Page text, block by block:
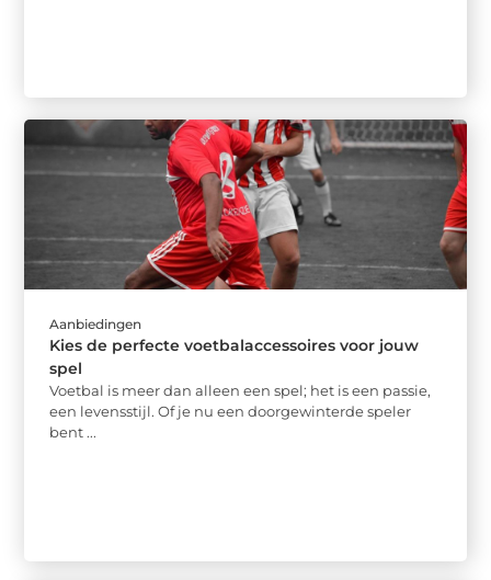
Aanbiedingen
Kies de perfecte voetbalaccessoires voor jouw
spel
Voetbal is meer dan alleen een spel; het is een passie,
een levensstijl. Of je nu een doorgewinterde speler
bent ...